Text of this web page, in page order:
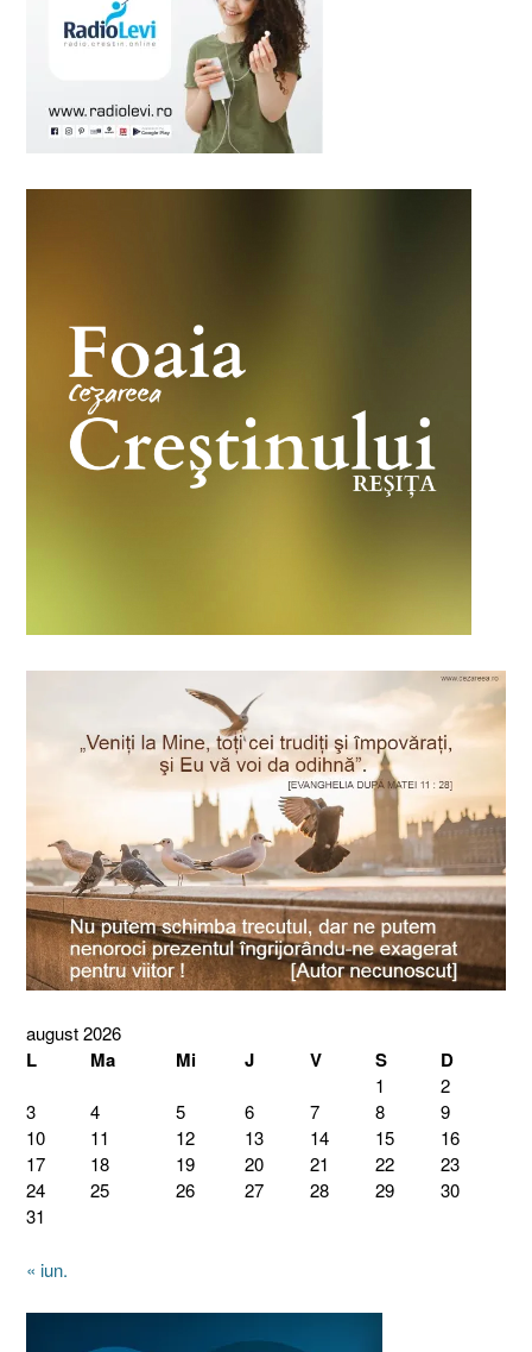
august 2026
L Ma Mi J V S D
1
2
3
4 5 6 7 8
9
10
11 12 13 14 15
16
17
18 19 20 21 22
23
24
25 26 27 28 29
30
31
« iun.